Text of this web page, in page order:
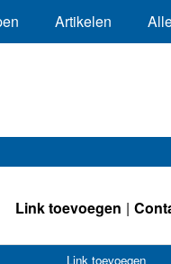
Artikelen
Link toevoegen
Link toevoegen